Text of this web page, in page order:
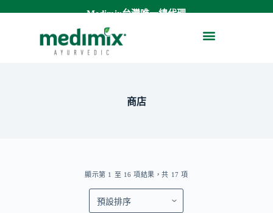
跳
Medimix台灣唯一總代理
商店
顯示第 1 至 16 項結果，共 17 項